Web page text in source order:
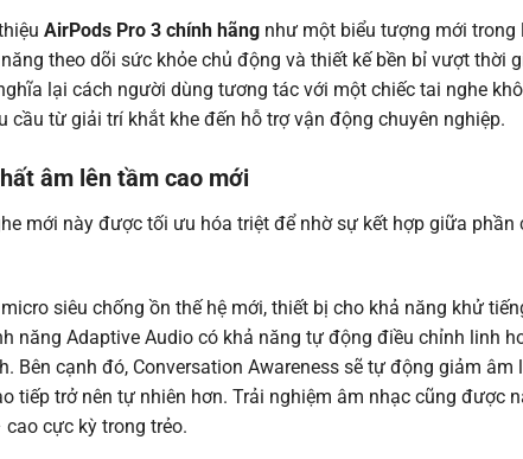
AirPods Pro 3 chính hãngnhư một biểu tượng mới trong
theo dõi sức khỏe chủ động và thiết kế bền bỉ vượt thời
lại cách người dùng tương tác với một chiếc tai nghe
cầu từ giải trí khắt khe đến hỗ trợ vận động chuyên nghiệp.
âm lên tầm cao mới
mới này được tối ưu hóa triệt để nhờ sự kết hợp giữa
siêu chống ồn thế hệ mới, thiết bị cho khả năng khử
năng Adaptive Audio có khả năng tự động điều chỉnh linh
Bên cạnh đó, Conversation Awareness sẽ tự động giảm
tiếp trở nên tự nhiên hơn. Trải nghiệm âm nhạc cũng được
cực kỳ trong trẻo.